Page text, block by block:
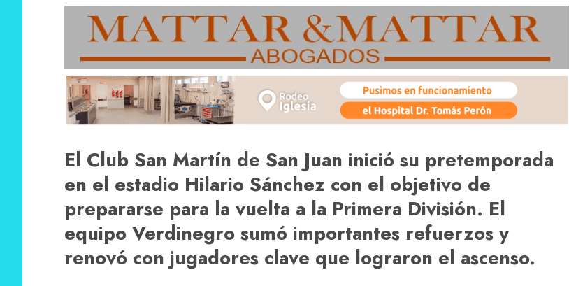
El Club San Martín de San Juan inició su pretemporada
en el estadio Hilario Sánchez con el objetivo de
prepararse para la vuelta a la Primera División. El
equipo Verdinegro sumó importantes refuerzos y
renovó con jugadores clave que lograron el ascenso.